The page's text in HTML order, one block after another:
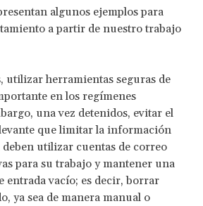
algunos ejemplos para
a partir de nuestro trabajo
utilizar herramientas seguras de
en los regímenes
una vez detenidos, evitar el
que limitar la información
deben utilizar cuentas de correo
para su trabajo y mantener una
entrada vacío; es decir, borrar
ya sea de manera manual o